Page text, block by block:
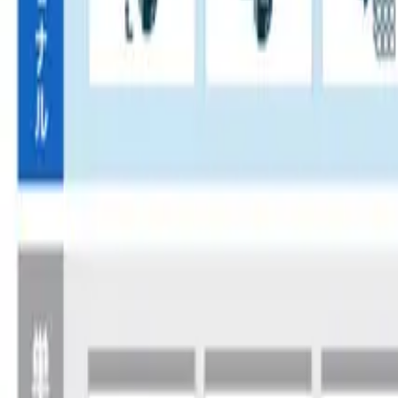
このように、「受注日＋5日」の日付を、自動で発送締切日